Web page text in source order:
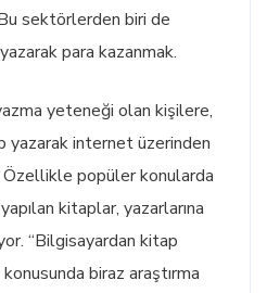
sektörlerden biri de
para kazanmak.
yeteneği olan kişilere,
yazarak internet üzerinden
Özellikle popüler konularda
kitaplar, yazarlarına
“Bilgisayardan kitap
biraz araştırma